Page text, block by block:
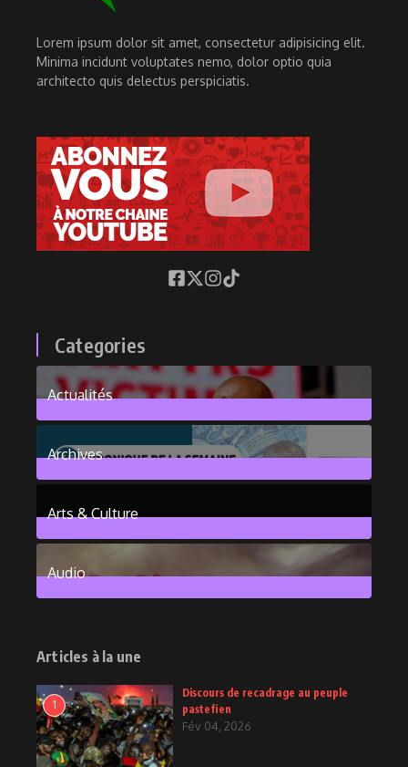
Lorem ipsum dolor sit amet, consectetur adipisicing elit.
Minima incidunt voluptates nemo, dolor optio quia
architecto quis delectus perspiciatis.
Categories
Actualités
376Posts
Archives
Arts & Culture
6Posts
Audio
Articles à la une
1
Discours de recadrage au peuple
pastefien
Fév 04, 2026